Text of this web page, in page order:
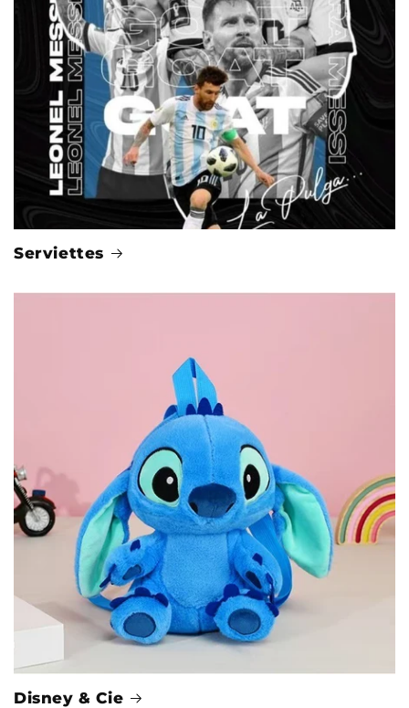
Serviettes
Disney & Cie